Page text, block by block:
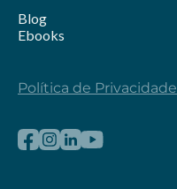
Blog
Ebooks
Política de Privacidade